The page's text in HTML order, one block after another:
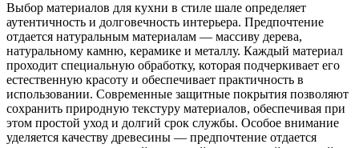
Выбор материалов для кухни в стиле шале определяет
аутентичность и долговечность интерьера. Предпочтение
отдается натуральным материалам — массиву дерева,
натуральному камню, керамике и металлу. Каждый материал
проходит специальную обработку, которая подчеркивает его
естественную красоту и обеспечивает практичность в
использовании. Современные защитные покрытия позволяют
сохранить природную текстуру материалов, обеспечивая при
этом простой уход и долгий срок службы. Особое внимание
уделяется качеству древесины — предпочтение отдается